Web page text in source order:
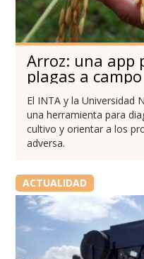
Arroz: una app
plagas a campo
El INTA y la Universidad
una herramienta para
cultivo y orientar a los
adversa.
ACTUALIDAD